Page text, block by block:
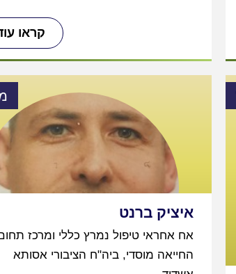
קראו
איציק ברנט
אח אחראי טיפול נמרץ כללי ומרכז
החייאה מוסדי, ביה"ח הציבורי אסותא